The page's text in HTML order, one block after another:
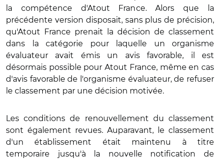
la compétence d'Atout France. Alors que la
précédente version disposait, sans plus de précision,
qu'Atout France prenait la décision de classement
dans la catégorie pour laquelle un organisme
évaluateur avait émis un avis favorable, il est
désormais possible pour Atout France, même en cas
d'avis favorable de l'organisme évaluateur, de refuser
le classement par une décision motivée.
Les conditions de renouvellement du classement
sont également revues. Auparavant, le classement
d'un établissement était maintenu à titre
temporaire jusqu'à la nouvelle notification de